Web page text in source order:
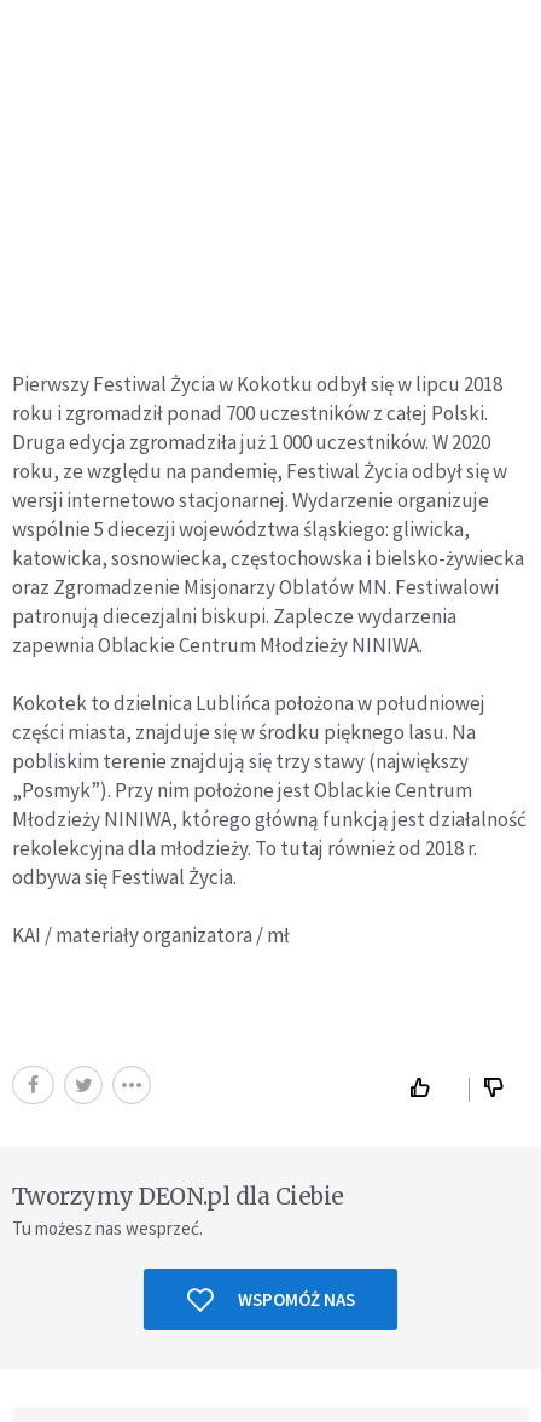
Pierwszy Festiwal Życia w Kokotku odbył się w lipcu 2018
roku i zgromadził ponad 700 uczestników z całej Polski.
Druga edycja zgromadziła już 1 000 uczestników. W 2020
roku, ze względu na pandemię, Festiwal Życia odbył się w
wersji internetowo stacjonarnej. Wydarzenie organizuje
wspólnie 5 diecezji województwa śląskiego: gliwicka,
katowicka, sosnowiecka, częstochowska i bielsko-żywiecka
oraz Zgromadzenie Misjonarzy Oblatów MN. Festiwalowi
patronują diecezjalni biskupi. Zaplecze wydarzenia
zapewnia Oblackie Centrum Młodzieży NINIWA.
Kokotek to dzielnica Lublińca położona w południowej
części miasta, znajduje się w środku pięknego lasu. Na
pobliskim terenie znajdują się trzy stawy (największy
„Posmyk”). Przy nim położone jest Oblackie Centrum
Młodzieży NINIWA, którego główną funkcją jest działalność
rekolekcyjna dla młodzieży. To tutaj również od 2018 r.
odbywa się Festiwal Życia.
KAI / materiały organizatora / mł
Tworzymy DEON.pl dla Ciebie
Tu możesz nas wesprzeć.
WSPOMÓŻ NAS